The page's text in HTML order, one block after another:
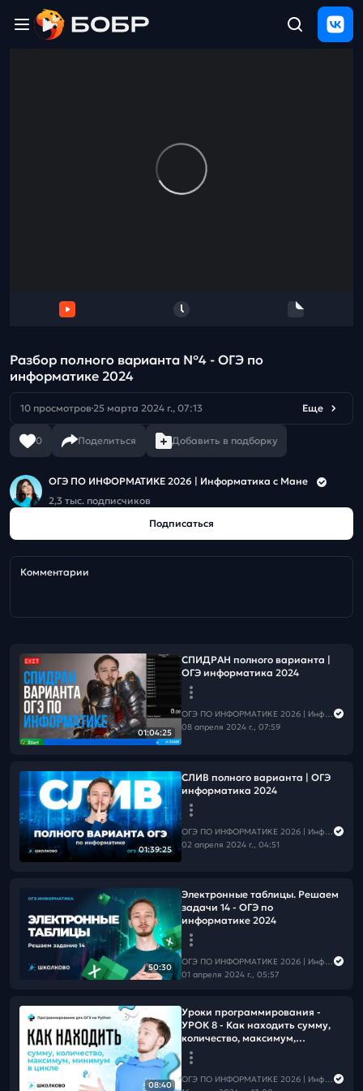
Разбор полного варианта №4 - ОГЭ по
информатике 2024
10 просмотров 25 марта 2024 г., 07:13 Еще
0 Поделиться Добавить в подборку
ОГЭ ПО ИНФОРМАТИКЕ 2026 | Информатика с Мане
2,3 тыс. подписчиков
Подписаться
Комментарии
01:04:25
СПИДРАН полного варианта |
ОГЭ информатика 2024
ОГЭ ПО ИНФОРМАТИКЕ 2026 | Информатика с Мане
08 апреля 2024 г., 07:59
01:39:25
СЛИВ полного варианта | ОГЭ
информатика 2024
ОГЭ ПО ИНФОРМАТИКЕ 2026 | Информатика с Мане
02 апреля 2024 г., 04:51
50:30
Электронные таблицы. Решаем
задачи 14 - ОГЭ по
информатике 2024
ОГЭ ПО ИНФОРМАТИКЕ 2026 | Информатика с Мане
01 апреля 2024 г., 05:57
08:40
Уроки программирования -
УРОК 8 - Как находить сумму,
количество, максимум,
минимум в цикле
ОГЭ ПО ИНФОРМАТИКЕ 2026 | Информатика с Мане